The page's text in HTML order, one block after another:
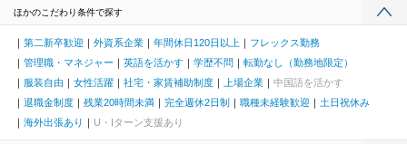
ほかのこだわり条件で探す
第二新卒歓迎 外資系企業 年間休日120日以上
フレックス勤務
管理職・マネジャー
英語を活かす 学歴不問
転勤なし（勤務地限定）
服装自由
女性活躍 社宅・家賃補助制度 上場企業
中国語を活かす
退職金制度
残業20時間未満 完全週休2日制 職種未経験歓迎
土日祝休み
海外出張あり
U・Iターン支援あり